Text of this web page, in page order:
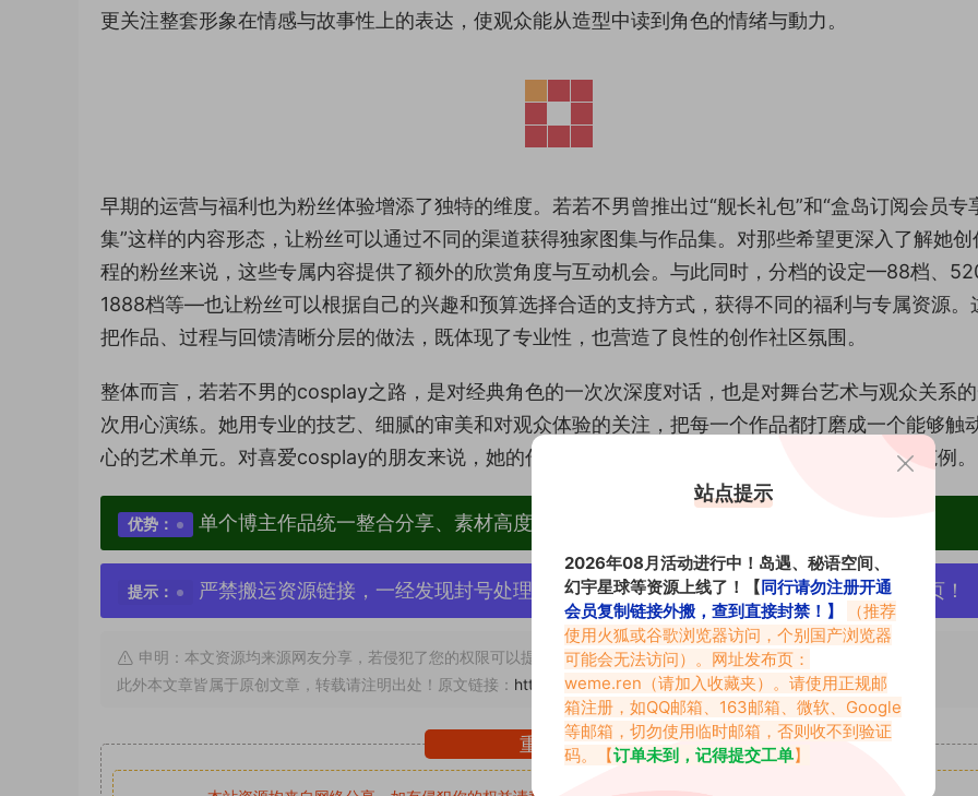
更关注整套形象在情感与故事性上的表达，使观众能从造型中读到角色的情绪与動力。
早期的运营与福利也为粉丝体验增添了独特的维度。若若不男曾推出过“舰长礼包”和“盒岛订阅会员专
集”这样的内容形态，让粉丝可以通过不同的渠道获得独家图集与作品集。对那些希望更深入了解她创
程的粉丝来说，这些专属内容提供了额外的欣赏角度与互动机会。与此同时，分档的设定—88档、
1888档等—也让粉丝可以根据自己的兴趣和预算选择合适的支持方式，获得不同的福利与专属资源。
把作品、过程与回馈清晰分层的做法，既体现了专业性，也营造了良性的创作社区氛围。
整体而言，若若不男的cosplay之路，是对经典角色的一次次深度对话，也是对舞台艺术与观众关系
次用心演练。她用专业的技艺、细腻的审美和对观众体验的关注，把每一个作品都打磨成一个能够触
心的艺术单元。对喜爱cosplay的朋友来说，她的作品与成长历程，都是值得持续关注与学习的范例。
优势： 单个博主作品统一整合分享、素材高度去重复、逐一归档方便收藏！
提示： 严禁搬运资源链接，一经发现封号处理，素材资源无露点、需求请绕道，关闭本站网页！
申明：本文资源均来源网友分享，若侵犯了您的权限可以提交工单处理。
此外本文章皆属于原创文章，转载请注明出处！原文链接： https://www.vmiba.com/18840.html
重要声明
站点提示
2026年08月活动进行中！岛遇、秘语空间、
幻宇星球等资源上线了！【同行请勿注册开通
会员复制链接外搬，查到直接封禁！】
（推荐
使用火狐或谷歌浏览器访问，个别国产浏览器
可能会无法访问）。网址发布页：
weme.ren （请加入收藏夹）。请使用正规邮
箱注册，如QQ邮箱、163邮箱、微软、Google
等邮箱，切勿使用临时邮箱，否则收不到验证
码。【订单未到，记得提交工单】